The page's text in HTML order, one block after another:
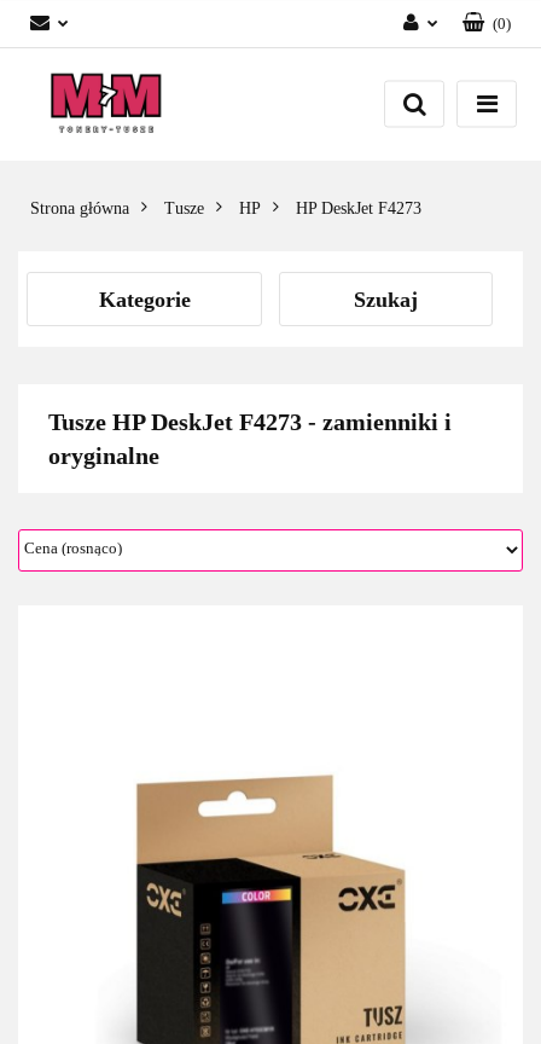
Zaloguj się
Załóż konto
(0)
Strona główna Tusze HP HP DeskJet F4273
Kategorie Szukaj
Tusze HP DeskJet F4273 - zamienniki i
oryginalne